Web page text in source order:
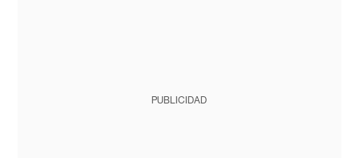
PUBLICIDAD